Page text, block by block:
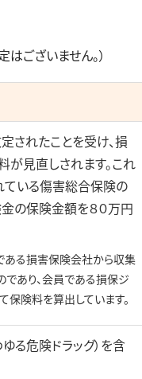
ございません。）
されたことを受け、損
見直しされます。これ
ている傷害総合保険の
の保険金額を８０万円
ある損害保険会社から収集
あり、会員である損保ジ
保険料を算出しています。
る危険ドラッグ）を含